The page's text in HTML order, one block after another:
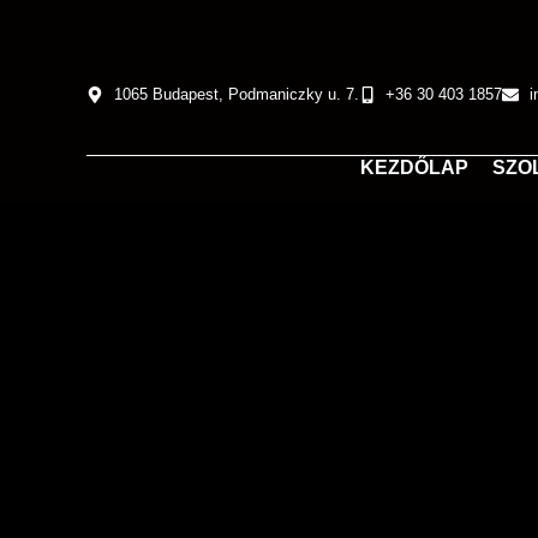
1065 Budapest, Podmaniczky u. 7. +36 30 403 1857
KEZDŐLAP